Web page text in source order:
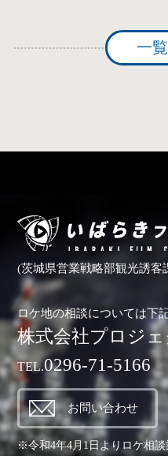
一
(茨城県営業戦略部観光誘客
ロケ地の相談については下
株式会社プロジ
TEL.0296-71-5166
お問い合わせ
※令和4年4月1日よりロケ相